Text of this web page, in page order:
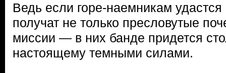
Ведь если горе-наемникам
получат не только пресловутые
миссии — в них банде придется
настоящему темными силами.